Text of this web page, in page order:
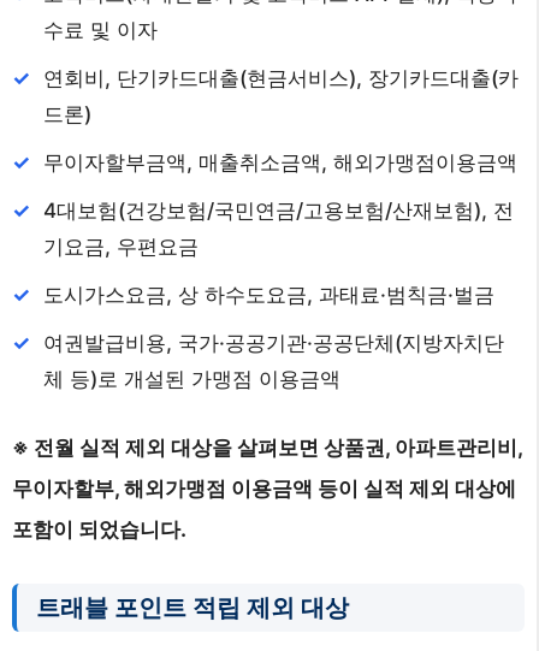
수료 및 이자
연회비, 단기카드대출(현금서비스), 장기카드대출(카
드론)
무이자할부금액, 매출취소금액, 해외가맹점이용금액
4대보험(건강보험/국민연금/고용보험/산재보험), 전
기요금, 우편요금
도시가스요금, 상 하수도요금, 과태료·범칙금·벌금
여권발급비용, 국가·공공기관·공공단체(지방자치단
체 등)로 개설된 가맹점 이용금액
※ 전월 실적 제외 대상을 살펴보면 상품권, 아파트관리비,
무이자할부, 해외가맹점 이용금액 등이 실적 제외 대상에
포함이 되었습니다.
트래블 포인트 적립 제외 대상